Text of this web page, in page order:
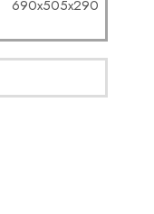
690x505x290